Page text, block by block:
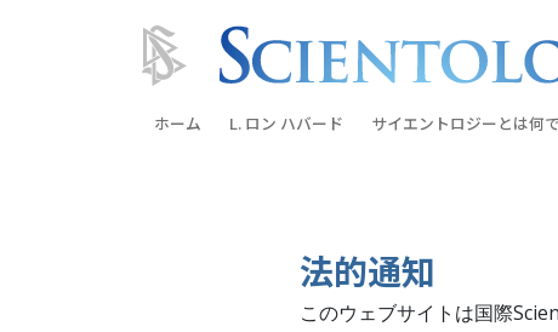
ホーム L. ロン ハバード サイエントロジーとは何
サイエントロジストたちが
ントロジー
法的通知
このウェブサイトは国際